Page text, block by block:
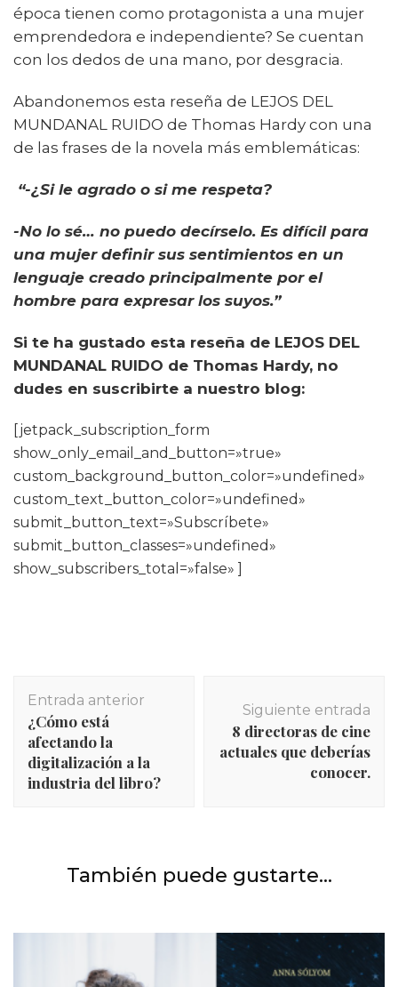
época tienen como protagonista a una mujer
emprendedora e independiente? Se cuentan
con los dedos de una mano, por desgracia.
Abandonemos esta reseña de LEJOS DEL
MUNDANAL RUIDO de Thomas Hardy con una
de las frases de la novela más emblemáticas:
“-¿Si le agrado o si me respeta?
-No lo sé… no puedo decírselo. Es difícil para
una mujer definir sus sentimientos en un
lenguaje creado principalmente por el
hombre para expresar los suyos.”
Si te ha gustado esta reseña de LEJOS DEL
MUNDANAL RUIDO de Thomas Hardy, no
dudes en suscribirte a nuestro blog:
[jetpack_subscription_form
show_only_email_and_button=»true»
custom_background_button_color=»undefined»
custom_text_button_color=»undefined»
submit_button_text=»Subscríbete»
submit_button_classes=»undefined»
show_subscribers_total=»false» ]
de
entradas
Entrada anterior
¿Cómo está
afectando la
digitalización a la
industria del libro?
Siguiente entrada
8 directoras de cine
actuales que deberías
conocer.
También puede gustarte...
Reseña EL GENERAL DEL EJÉRCITO MUERTO de
Ismaíl Kadaré.